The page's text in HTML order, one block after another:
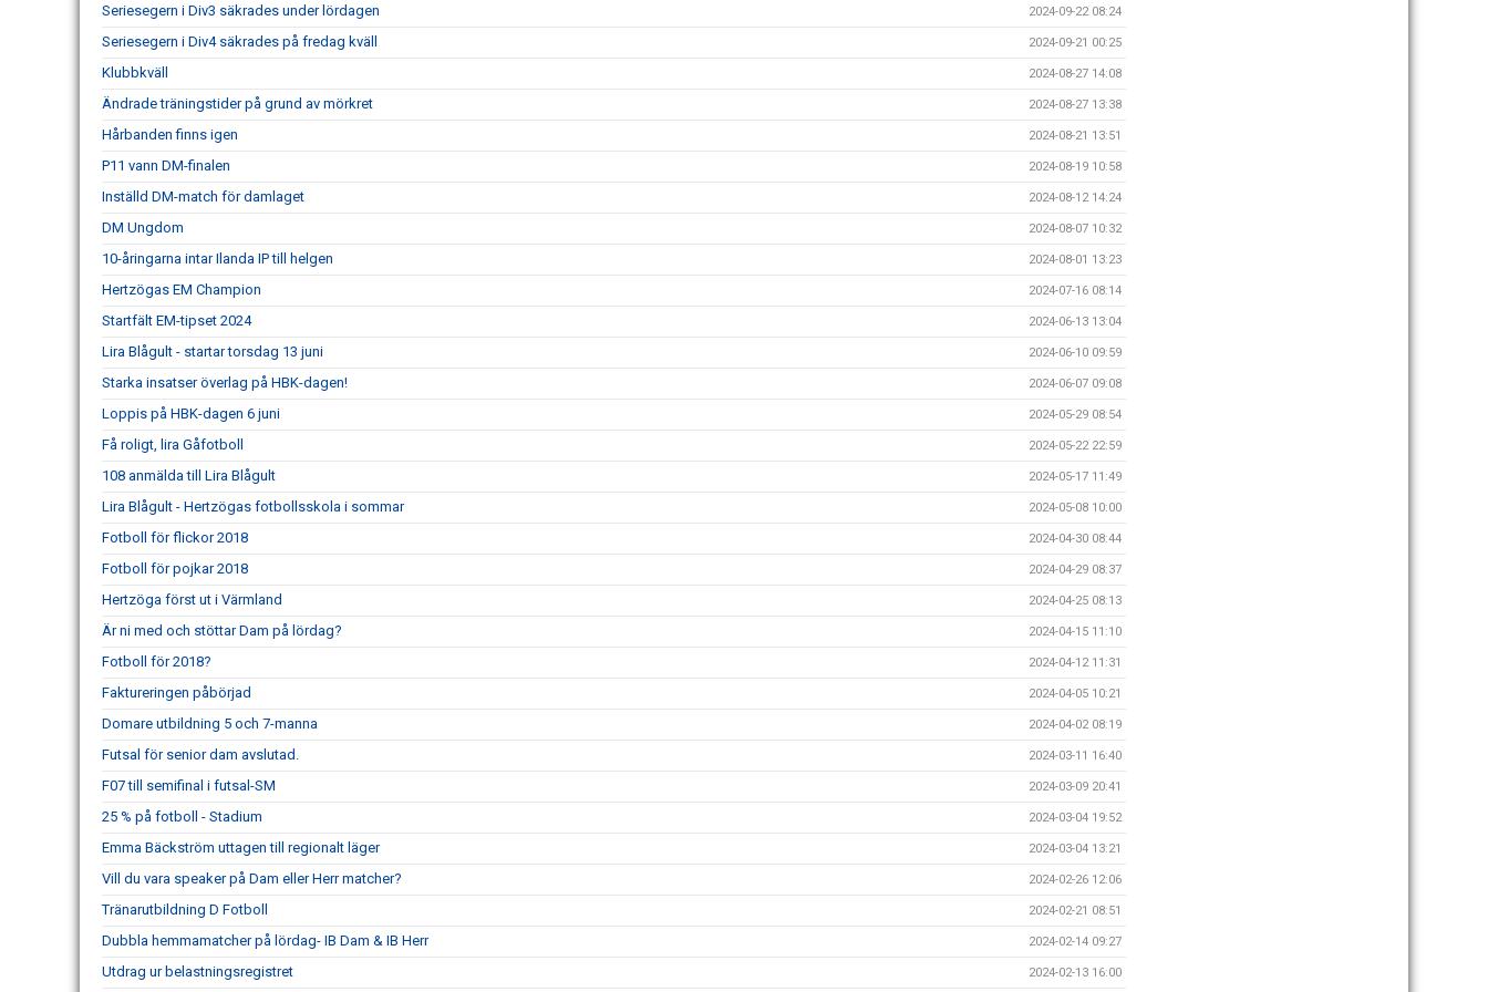
Seriesegern i Div3 säkrades under lördagen 2024-09-22 08:24
Seriesegern i Div4 säkrades på fredag kväll 2024-09-21 00:25
Klubbkväll 2024-08-27 14:08
Ändrade träningstider på grund av mörkret 2024-08-27 13:38
Hårbanden finns igen 2024-08-21 13:51
P11 vann DM-finalen 2024-08-19 10:58
Inställd DM-match för damlaget 2024-08-12 14:24
DM Ungdom 2024-08-07 10:32
10-åringarna intar Ilanda IP till helgen 2024-08-01 13:23
Hertzögas EM Champion 2024-07-16 08:14
Startfält EM-tipset 2024 2024-06-13 13:04
Lira Blågult - startar torsdag 13 juni 2024-06-10 09:59
Starka insatser överlag på HBK-dagen! 2024-06-07 09:08
Loppis på HBK-dagen 6 juni 2024-05-29 08:54
Få roligt, lira Gåfotboll 2024-05-22 22:59
108 anmälda till Lira Blågult 2024-05-17 11:49
Lira Blågult - Hertzögas fotbollsskola i sommar 2024-05-08 10:00
Fotboll för flickor 2018 2024-04-30 08:44
Fotboll för pojkar 2018 2024-04-29 08:37
Hertzöga först ut i Värmland 2024-04-25 08:13
Är ni med och stöttar Dam på lördag? 2024-04-15 11:10
Fotboll för 2018? 2024-04-12 11:31
Faktureringen påbörjad 2024-04-05 10:21
Domare utbildning 5 och 7-manna 2024-04-02 08:19
Futsal för senior dam avslutad. 2024-03-11 16:40
F07 till semifinal i futsal-SM 2024-03-09 20:41
25 % på fotboll - Stadium 2024-03-04 19:52
Emma Bäckström uttagen till regionalt läger 2024-03-04 13:21
Vill du vara speaker på Dam eller Herr matcher? 2024-02-26 12:06
Tränarutbildning D Fotboll 2024-02-21 08:51
Dubbla hemmamatcher på lördag- IB Dam & IB Herr 2024-02-14 09:27
Utdrag ur belastningsregistret 2024-02-13 16:00